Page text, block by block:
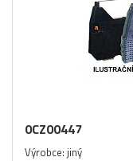
0CZ00447
Výrobce: jiný